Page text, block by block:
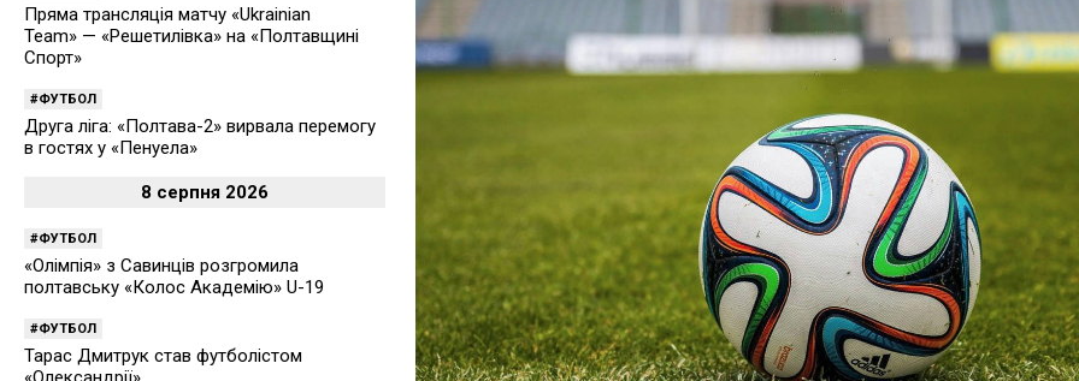
Пряма трансляція матчу «Ukrainian
Team» — «Решетилівка» на «Полтавщині
Спорт»
ФУТБОЛ
Друга ліга: «Полтава-2» вирвала перемогу
в гостях у «Пенуела»
8 серпня 2026
ФУТБОЛ
«Олімпія» з Савинців розгромила
полтавську «Колос Академію» U-19
ФУТБОЛ
Тарас Дмитрук став футболістом